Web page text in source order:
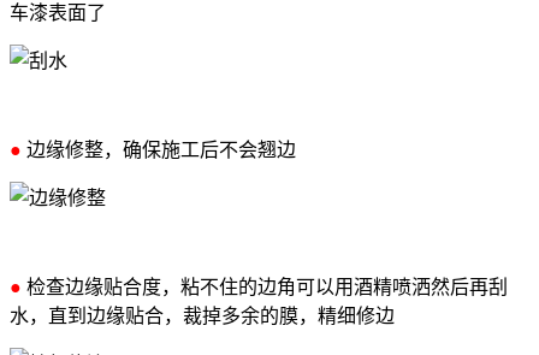
车漆表面了
● 边缘修整，确保施工后不会翘边
● 检查边缘贴合度，粘不住的边角可以用酒精喷洒然后再刮
水，直到边缘贴合，裁掉多余的膜，精细修边